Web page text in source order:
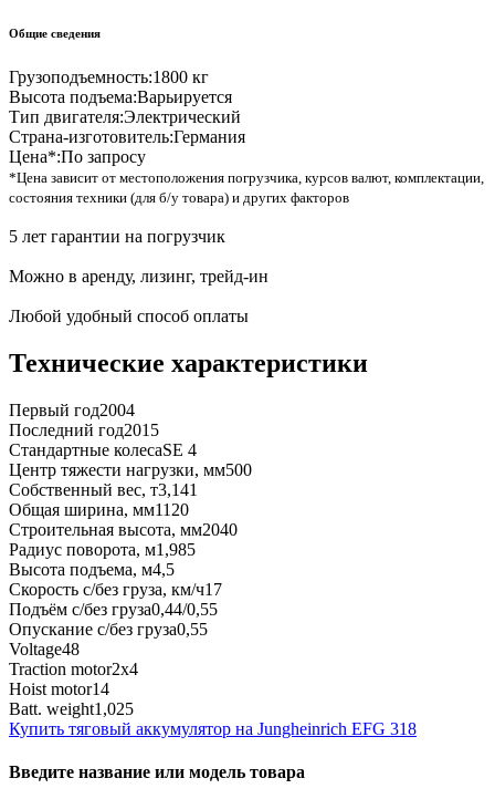
Общие сведения
Грузоподъемность:1800 кг
Высота подъема:Варьируется
Тип двигателя:Электрический
Страна-изготовитель:Германия
Цена*:По запросу
*Цена зависит от местоположения погрузчика, курсов валют, комплектации,
состояния техники (для б/у товара) и других факторов
5 лет гарантии на погрузчик
Можно в аренду, лизинг, трейд-ин
Любой удобный способ оплаты
Технические характеристики
Первый год2004
Последний год2015
Стандартные колесаSE 4
Центр тяжести нагрузки, мм500
Собственный вес, т3,141
Общая ширина, мм1120
Строительная высота, мм2040
Радиус поворота, м1,985
Высота подъема, м4,5
Скорость с/без груза, км/ч17
Подъём с/без груза0,44/0,55
Опускание с/без груза0,55
Voltage48
Traction motor2x4
Hoist motor14
Batt. weight1,025
Купить тяговый аккумулятор на Jungheinrich EFG 318
Введите название или модель товара